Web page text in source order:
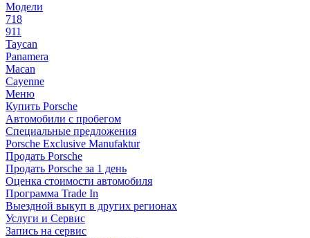
Модели
718
911
Taycan
Panamera
Macan
Cayenne
Меню
Купить Porsche
Автомобили с пробегом
Специальные предложения
Porsche Exclusive Manufaktur
Продать Porsche
Продать Porsche за 1 день
Оценка стоимости автомобиля
Программа Trade In
Выездной выкуп в других регионах
Услуги и Сервис
Запись на сервис